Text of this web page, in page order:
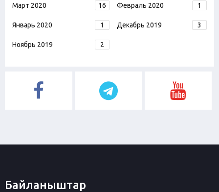
Март 2020 16 Февраль 2020 1
Январь 2020 1 Декабрь 2019 3
Ноябрь 2019 2
Байланыштар